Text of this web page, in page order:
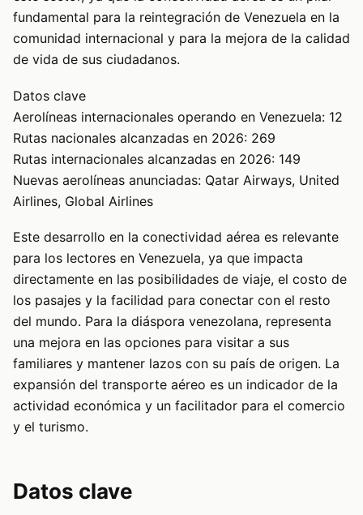
fundamental para la reintegración de Venezuela en la
comunidad internacional y para la mejora de la calidad
de vida de sus ciudadanos.
Datos clave
Aerolíneas internacionales operando en Venezuela: 12
Rutas nacionales alcanzadas en 2026: 269
Rutas internacionales alcanzadas en 2026: 149
Nuevas aerolíneas anunciadas: Qatar Airways, United
Airlines, Global Airlines
Este desarrollo en la conectividad aérea es relevante
para los lectores en Venezuela, ya que impacta
directamente en las posibilidades de viaje, el costo de
los pasajes y la facilidad para conectar con el resto
del mundo. Para la diáspora venezolana, representa
una mejora en las opciones para visitar a sus
familiares y mantener lazos con su país de origen. La
expansión del transporte aéreo es un indicador de la
actividad económica y un facilitador para el comercio
y el turismo.
Datos clave